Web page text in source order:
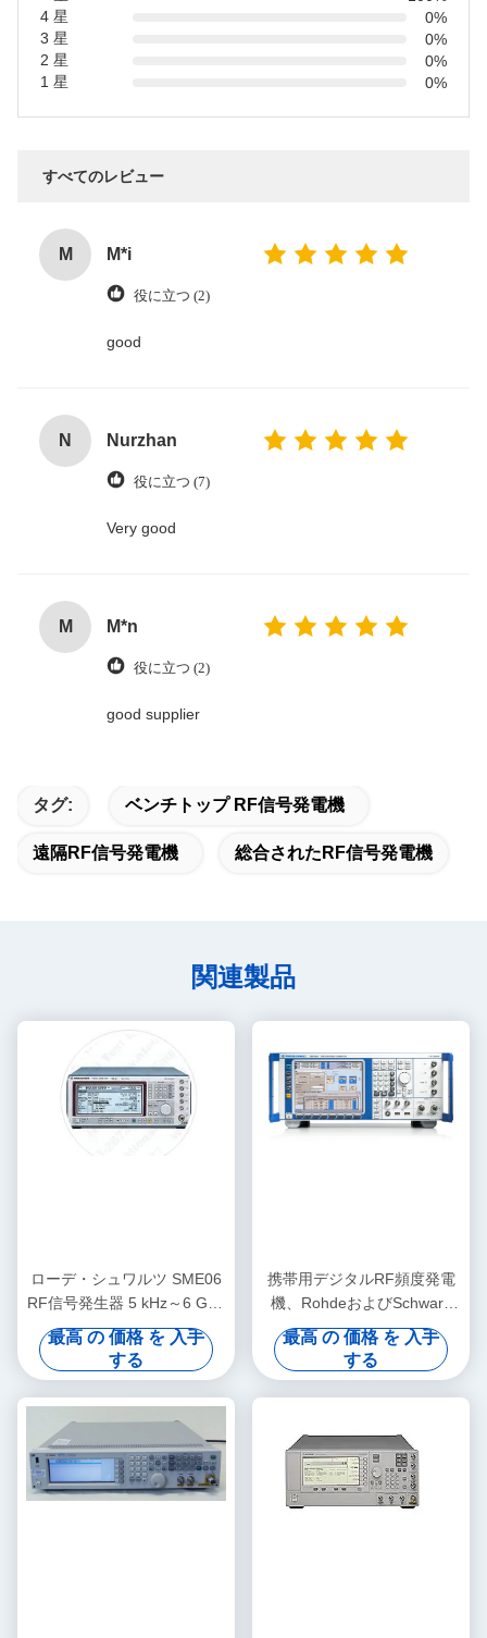
4 星
0%
3 星
0%
2 星
0%
1 星
0%
すべてのレビュー
M M*i
役に立つ (2)
good
N Nurzhan
役に立つ (7)
Very good
M M*n
役に立つ (2)
good supplier
タグ: ベンチトップ RF信号発電機
遠隔RF信号発電機 総合されたRF信号発電機
関連製品
ローデ・シュワルツ SME06
RF信号発生器 5 kHz～6 GHz
ベンチトップ型 デジタル変
調機能付き
最高 の 価格 を 入手
する
携帯用デジタルRF頻度発電
機、RohdeおよびSchwarz
SMU200A
最高 の 価格 を 入手
する